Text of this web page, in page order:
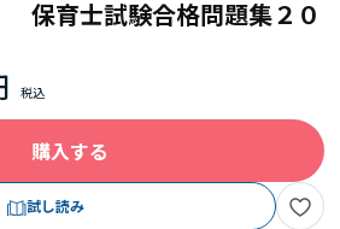
保育士試験合格問題集２０
購入する
試し読み